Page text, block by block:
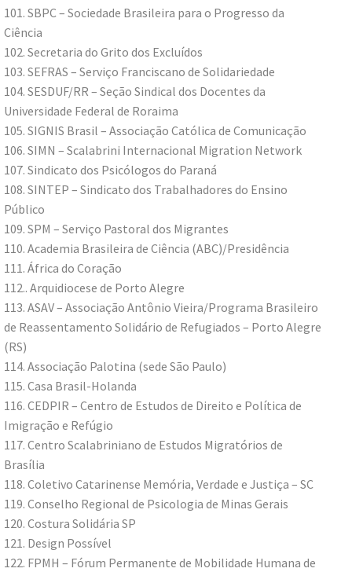
101. SBPC – Sociedade Brasileira para o Progresso da
Ciência
102. Secretaria do Grito dos Excluídos
103. SEFRAS – Serviço Franciscano de Solidariedade
104. SESDUF/RR – Seção Sindical dos Docentes da
Universidade Federal de Roraima
105. SIGNIS Brasil – Associação Católica de Comunicação
106. SIMN – Scalabrini Internacional Migration Network
107. Sindicato dos Psicólogos do Paraná
108. SINTEP – Sindicato dos Trabalhadores do Ensino
Público
109. SPM – Serviço Pastoral dos Migrantes
110. Academia Brasileira de Ciência (ABC)/Presidência
111. África do Coração
112.. Arquidiocese de Porto Alegre
113. ASAV – Associação Antônio Vieira/Programa Brasileiro
de Reassentamento Solidário de Refugiados – Porto Alegre
(RS)
114. Associação Palotina (sede São Paulo)
115. Casa Brasil-Holanda
116. CEDPIR – Centro de Estudos de Direito e Política de
Imigração e Refúgio
117. Centro Scalabriniano de Estudos Migratórios de
Brasília
118. Coletivo Catarinense Memória, Verdade e Justiça – SC
119. Conselho Regional de Psicologia de Minas Gerais
120. Costura Solidária SP
121. Design Possível
122. FPMH – Fórum Permanente de Mobilidade Humana de